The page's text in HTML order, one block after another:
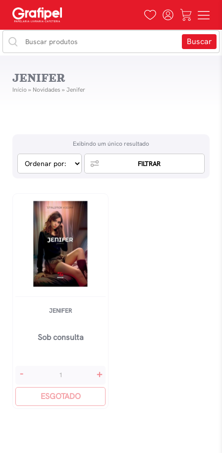
JENIFER
Início» Novidades » Jenifer
Exibindo um único resultado
FILTRAR
JENIFER
Sob consulta
Jenifer
- +
ESGOTADO